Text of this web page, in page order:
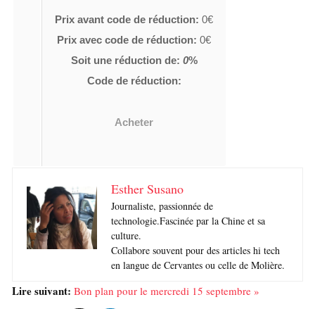
Prix avant code de réduction: 0€
Prix avec code de réduction: 0€
Soit une réduction de: 0%
Code de réduction:
Acheter
Esther Susano
Journaliste, passionnée de
technologie.Fascinée par la Chine et sa
culture.
Collabore souvent pour des articles hi tech
en langue de Cervantes ou celle de Molière.
Lire suivant: Bon plan pour le mercredi 15 septembre »